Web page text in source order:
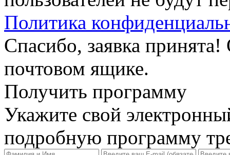
Политика
Спасибо, заявка
почтовом ящике.
Получить программу
Укажите свой
подробную программу